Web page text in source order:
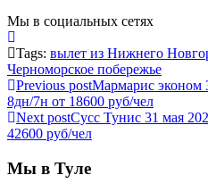
Мы в социальных сетях
Tags: вылет из Нижнего
Черноморское побережье
Previous postМармарис эконом
8дн/7н от 18600 руб/чел
Next postСусс Тунис 31 мая
42600 руб/чел
Мы в Туле